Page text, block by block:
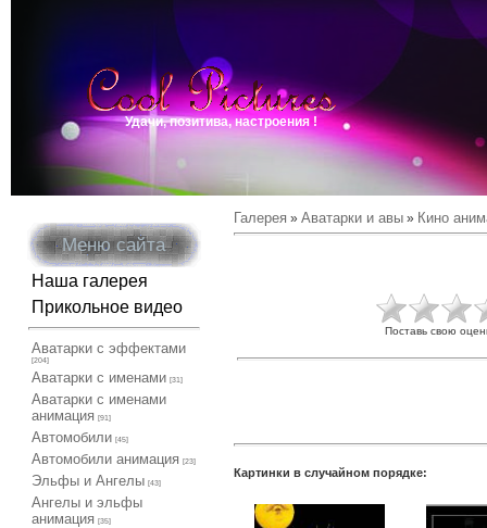
Удачи, позитива, настроения !
Меню сайта
Наша галерея
Прикольное видео
Аватарки с эффектами
[204]
Аватарки с именами [31]
Аватарки с именами
анимация
[91]
Автомобили [45]
Автомобили анимация [23]
Эльфы и Ангелы [43]
Ангелы и эльфы
анимация
[35]
Галерея » Аватарки и авы» Кино
Поставь свою
Картинки в случайном порядке: